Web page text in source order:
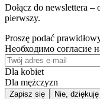
Dołącz do newslettera
pierwszy.
Proszę podać
Необходимо согласие
Dla kobiet
Dla mężczyzn
Zapisz się Nie,